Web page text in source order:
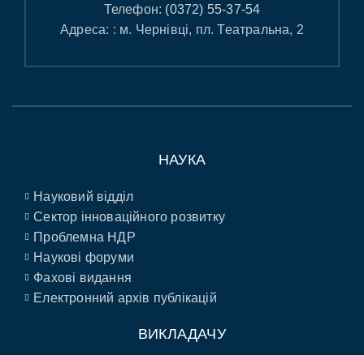
Телефон: (0372) 55-37-54
Адреса: : м. Чернівці, пл. Театральна, 2
НАУКА
Науковий відділ
Сектор інноваційного розвитку
Проблемна НДР
Наукові форуми
Фахові видання
Електронний архів публікацій
ВИКЛАДАЧУ